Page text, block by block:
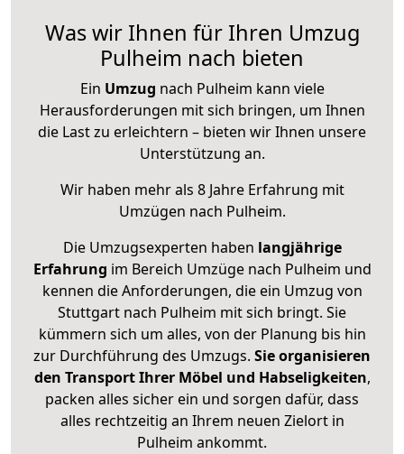
Was wir Ihnen für Ihren Umzug
Pulheim nach bieten
Ein Umzug nach Pulheim kann viele
Herausforderungen mit sich bringen, um Ihnen
die Last zu erleichtern – bieten wir Ihnen unsere
Unterstützung an.
Wir haben mehr als 8 Jahre Erfahrung mit
Umzügen nach Pulheim.
Die Umzugsexperten haben langjährige
Erfahrung im Bereich Umzüge nach Pulheim und
kennen die Anforderungen, die ein Umzug von
Stuttgart nach Pulheim mit sich bringt. Sie
kümmern sich um alles, von der Planung bis hin
zur Durchführung des Umzugs. Sie organisieren
den Transport Ihrer Möbel und Habseligkeiten,
packen alles sicher ein und sorgen dafür, dass
alles rechtzeitig an Ihrem neuen Zielort in
Pulheim ankommt.